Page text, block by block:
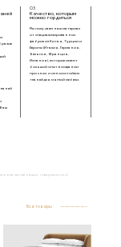
Ваш
03
Качество, которым
можно гордиться
Мы получаем наш материал
от специализированных
фабрик из Китая, Турции и
Европы (Италия, Германия,
Бельгия, Франция,
Испания), которые имеют
большой опыт в создании
прочных и износостойких
тканей для мягкой мебели.
в качестве наших товаров лично!
Все товары